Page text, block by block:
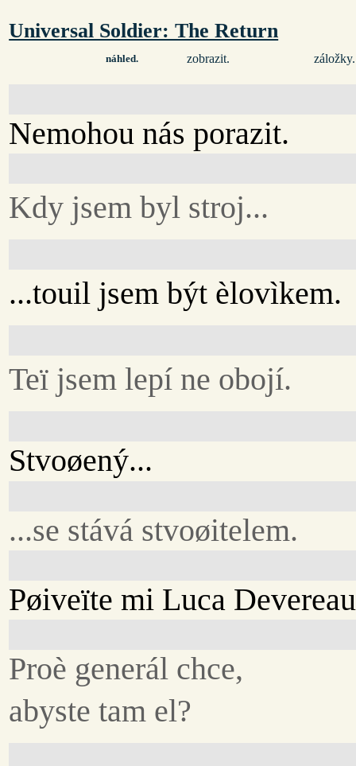
Universal Soldier: The Return
náhled. zobrazit. záložky.
Nemohou nás porazit.
Kdy jsem byl stroj...
...touil jsem být èlovìkem.
Teï jsem lepí ne obojí.
Stvoøený...
...se stává stvoøitelem.
Pøiveïte mi Luca
Proè generál chce,
abyste tam el?